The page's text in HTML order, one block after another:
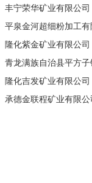
丰宁荣华矿业有限公司
平泉金河超细粉加工有
隆化紫金矿业有限公司
青龙满族自治县平方
隆化吉发矿业有限公司
承德金联程矿业有限公